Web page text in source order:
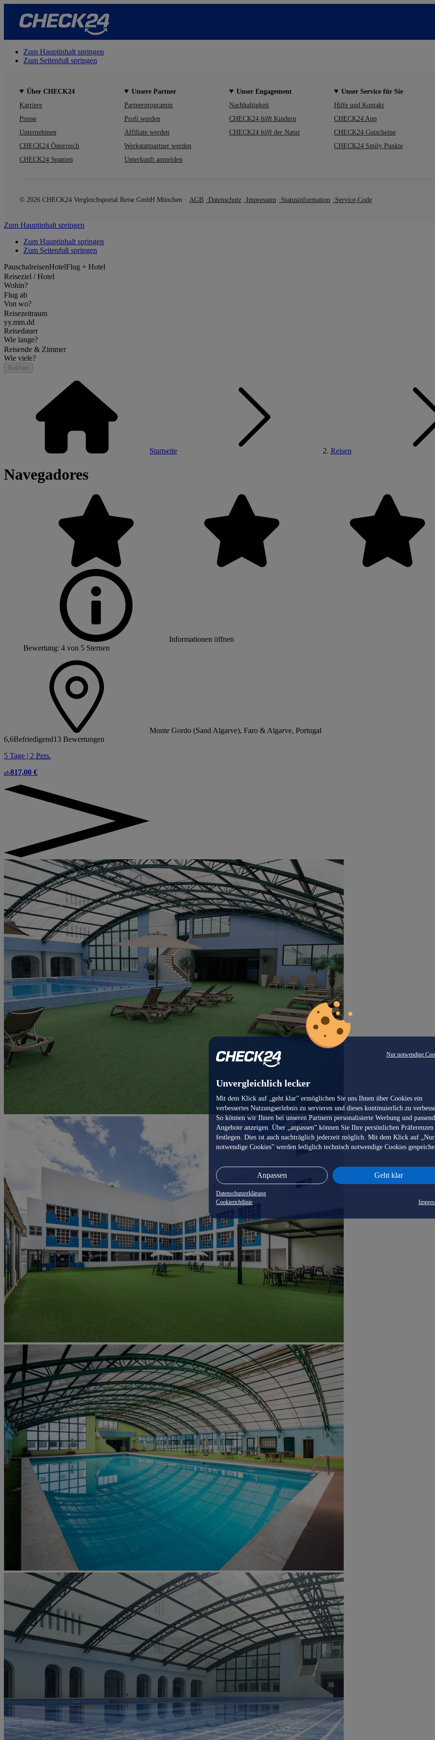
Nur notwendige
Unvergleichlich lecker
Mit dem Klick auf „geht klar” ermöglichen Sie uns Ihnen über Cookies ein
verbessertes Nutzungserlebnis zu servieren und dieses kontinuierlich zu
So können wir Ihnen bei unseren Partnern personalisierte Werbung und
Angebote anzeigen. Über „anpassen” können Sie Ihre persönlichen Präferenzen
festlegen. Dies ist auch nachträglich jederzeit möglich. Mit dem Klick auf „Nur
notwendige Cookies” werden lediglich technisch notwendige Cookies
Anpassen Geht klar
Datenschutzerklärung
Cookierichtlinie
Zum Hauptinhalt springen
Zum Seitenfuß springen
Über CHECK24
Karriere
Presse
Unternehmen
CHECK24 Österreich
CHECK24 Spanien
Unsere Partner
Partnerprogramm
Profi werden
Affiliate werden
Werkstattpartner werden
Unterkunft anmelden
Unser Engagement
Nachhaltigkeit
CHECK24 hilft Kindern
CHECK24 hilft der Natur
Unser Service für Sie
Hilfe und Kontakt
CHECK24 App
CHECK24 Gutscheine
CHECK24 Smily Punkte
© 2026 CHECK24 Vergleichsportal Reise GmbH München AGB Datenschutz Impressum Statusinformation Service-Code
Zum Hauptinhalt springen
Zum Hauptinhalt springen
Zum Seitenfuß springen
PauschalreisenHotelFlug + Hotel
Reiseziel / Hotel
Wohin?
Flug ab
Von wo?
Reisezeitraum
yy.mm.dd
Reisedauer
Wie lange?
Reisende & Zimmer
Wie viele?
Suchen
Startseite Reisen
Navegadores
Informationen öffnen
Bewertung: 4 von 5 Sternen
Monte Gordo (Sand Algarve), Faro & Algarve, Portugal
6,6Befriedigend13 Bewertungen
5 Tage | 2 Pers.
ab817,00 €